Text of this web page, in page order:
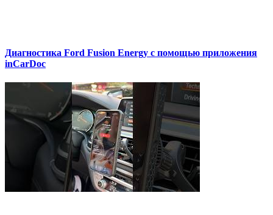
Диагностика Ford Fusion Energy с помощью приложения
inCarDoc